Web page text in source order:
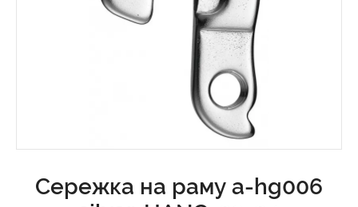
Сережка на раму a-hg006